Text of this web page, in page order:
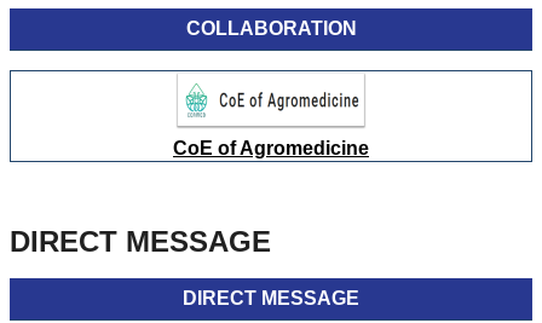
COLLABORATION
CoE of Agromedicine
DIRECT MESSAGE
DIRECT MESSAGE